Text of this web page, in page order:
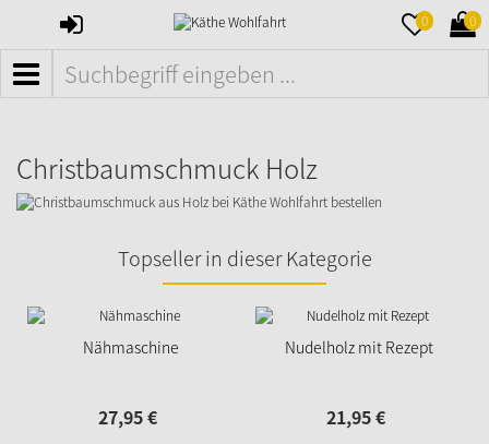
ANMELDEN 0 0
MENÜ
Christbaumschmuck Holz
Topseller in dieser Kategorie
Nähmaschine
27,95€
Nudelholz mit Rezept
21,95€